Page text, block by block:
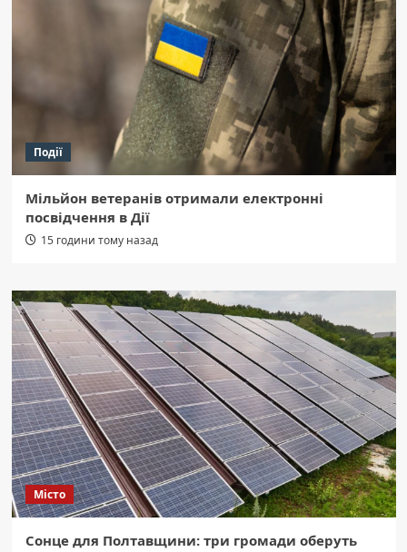
Події
Мільйон ветеранів отримали електронні
посвідчення в Дії
15 години тому назад
Місто
Сонце для Полтавщини: три громади оберуть